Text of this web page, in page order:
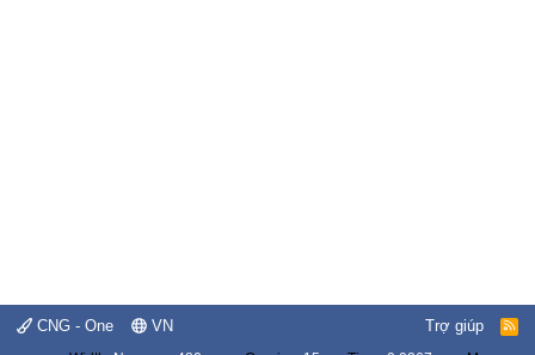
CNG - One VN Trợ giúp
R